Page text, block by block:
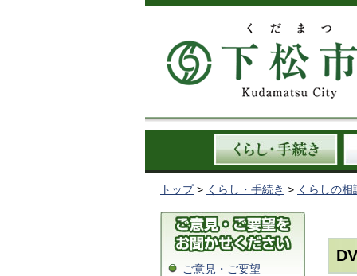
トップ> くらし・手続き > くらしの相
ご意見・ご要望